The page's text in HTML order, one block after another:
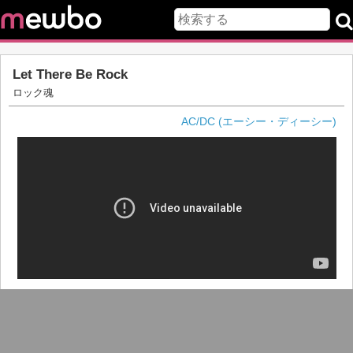
Let There Be Rock
ロック魂
AC/DC (エーシー・ディーシー)